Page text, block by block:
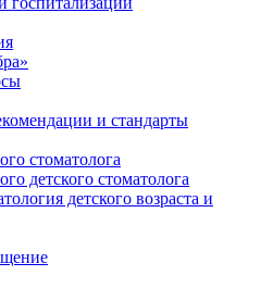
и стандарты
стоматолога
детского стоматолога
детского возраста и